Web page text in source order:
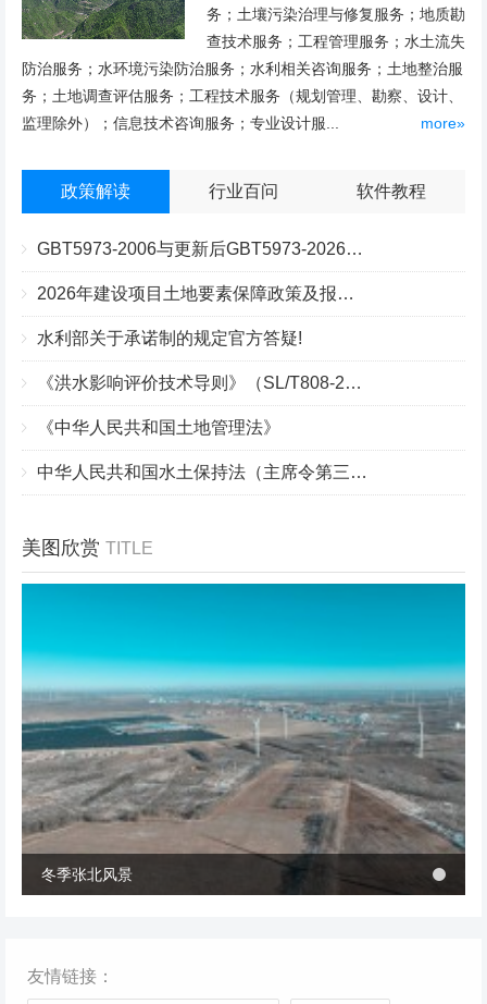
务；土壤污染治理与修复服务；地质勘
查技术服务；工程管理服务；水土流失
防治服务；水环境污染防治服务；水利相关咨询服务；土地整治服
务；土地调查评估服务；工程技术服务（规划管理、勘察、设计、
监理除外）；信息技术咨询服务；专业设计服...
more»
政策解读 行业百问 软件教程
GBT5973-2006与更新后GBT5973-2026区别你知道几点？
2026年建设项目土地要素保障政策及报批流程
水利部关于承诺制的规定官方答疑!
《洪水影响评价技术导则》（SL/T808-2025）核心解读
《中华人民共和国土地管理法》
中华人民共和国水土保持法（主席令第三十九号）
美图欣赏 TITLE
冬季张北风景
冬季张北风景
友情链接：